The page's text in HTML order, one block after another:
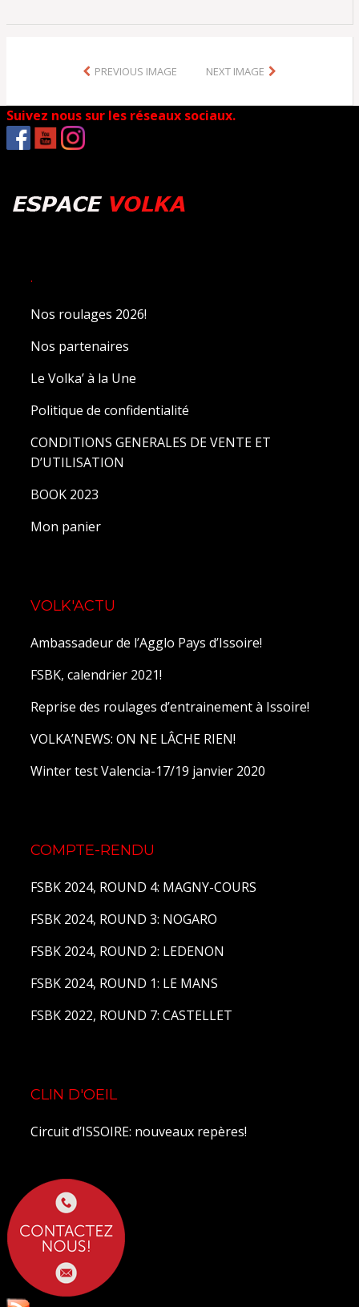
PREVIOUS IMAGE NEXT IMAGE
Suivez nous sur les réseaux sociaux.
.
Nos roulages 2026!
Nos partenaires
Le Volka’ à la Une
Politique de confidentialité
CONDITIONS GENERALES DE VENTE ET
D’UTILISATION
BOOK 2023
Mon panier
VOLK'ACTU
Ambassadeur de l’Agglo Pays d’Issoire!
FSBK, calendrier 2021!
Reprise des roulages d’entrainement à Issoire!
VOLKA’NEWS: ON NE LÂCHE RIEN!
Winter test Valencia-17/19 janvier 2020
COMPTE-RENDU
FSBK 2024, ROUND 4: MAGNY-COURS
FSBK 2024, ROUND 3: NOGARO
FSBK 2024, ROUND 2: LEDENON
FSBK 2024, ROUND 1: LE MANS
FSBK 2022, ROUND 7: CASTELLET
CLIN D'OEIL
Circuit d’ISSOIRE: nouveaux repères!